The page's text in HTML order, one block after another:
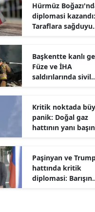
Hürmüz
diplomasi kazandı:
Taraflara sağduyu
Başkentte kanlı
Füze ve İHA
saldırılarında sivil
Kritik noktada
panik: Doğal gaz
hattının yanı
Paşinyan ve
hattında kritik
diplomasi: Barışın